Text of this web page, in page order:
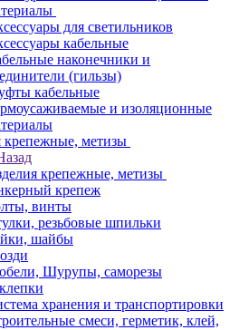
для светильников
кабельные
наконечники и
(гильзы)
кабельные
и изоляционные
крепежные, метизы
крепежные, метизы
крепеж
винты
резьбовые шпильки
шайбы
Шурупы, саморезы
хранения и транспортировки
смеси, герметик, клей,